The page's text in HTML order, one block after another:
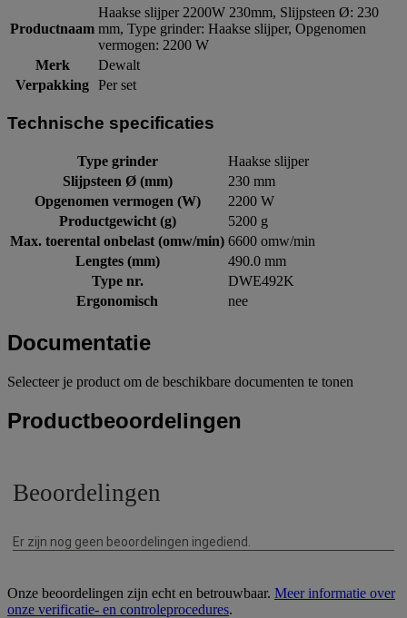
Productnaam
Haakse slijper 2200W 230mm, Slijpsteen Ø: 230
mm, Type grinder: Haakse slijper, Opgenomen
vermogen: 2200 W
Merk
Dewalt
Verpakking Per set
Technische specificaties
Type grinder
Haakse slijper
Slijpsteen Ø (mm)
230 mm
Opgenomen vermogen (W)
2200 W
Productgewicht (g)
5200 g
Max. toerental onbelast (omw/min) 6600 omw/min
Lengtes (mm)
490.0 mm
Type nr.
DWE492K
Ergonomisch
nee
Documentatie
Selecteer je product om de beschikbare documenten te tonen
Productbeoordelingen
Onze beoordelingen zijn echt en betrouwbaar. Meer informatie over
onze verificatie- en controleprocedures.